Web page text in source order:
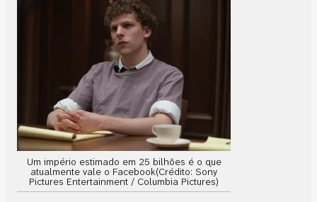
Um império estimado em 25 bilhões é o que
atualmente vale o Facebook(Crédito: Sony
Pictures Entertainment / Columbia Pictures)